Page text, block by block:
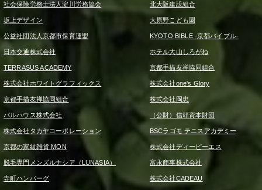
社会保険労務士法人淀川労務協会 北大阪建設組合
坂上デザイン 大原野こども園
公益社団法人京都市保育連盟 KYOTO BIBLE -京都バイブル-
日本交通株式会社 ホテル大山しろがね
TERRASUS ACADEMY 京都手描友禅協同組合
株式会社ホワイトグラフィックス 株式会社one's Glory
京都手描友禅協同組合 株式会社岡忠
パルハウス株式会社 （公財）信頼資本財団
株式会社タカヤコーポレーション BSCラゴモ テニスアカデミー
京都の家紋雑貨 MON 株式会社ディーピーエス
脱毛専門メンズルナシア（LUNASIA） 富永商事株式会社
寺町ハンバーグ 株式会社CADEAU